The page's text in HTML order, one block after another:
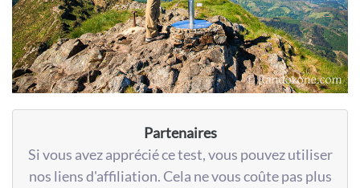
Partenaires
Si vous avez apprécié ce test, vous pouvez utiliser
nos liens d'affiliation. Cela ne vous coûte pas plus